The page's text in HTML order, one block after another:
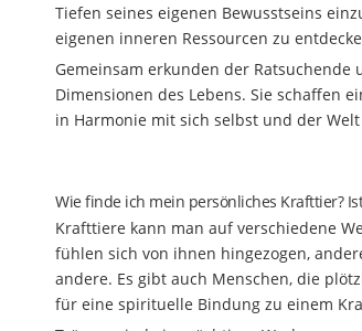
Tiefen seines eigenen Bewusstseins
eigenen inneren Ressourcen zu
Gemeinsam erkunden der
Dimensionen des Lebens. Sie schaffen
in Harmonie mit sich selbst und der
Wie finde ich mein persönliches Krafttier?
Krafttiere kann man auf verschiedene
fühlen sich von ihnen hingezogen,
andere. Es gibt auch Menschen, die
für eine spirituelle Bindung zu einem